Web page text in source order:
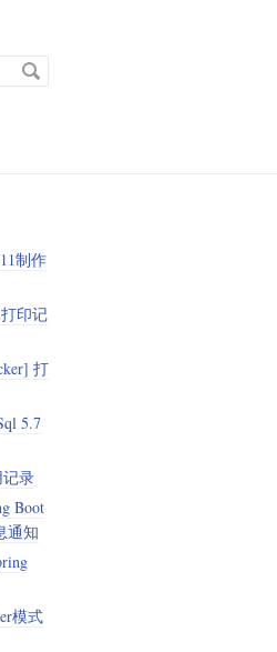
制作
印记
打
5.7
录
Boot
通知
模式